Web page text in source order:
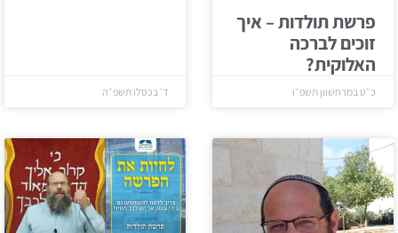
פרשת תולדות – איך
זוכים לברכה
האלוקית?
כ״ט במרחשוון תשפ״ו ד׳ בכסלו תשפ״ה